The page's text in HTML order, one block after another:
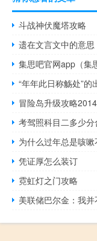
斗战神伏魔塔攻略
遗在文言文中的意思
集思吧官网app（集
“年年此日称觞处”的
冒险岛升级攻略2014
考驾照科目二多少分
为什么过年总是咳嗽
凭证厚怎么装订
霓虹灯之门攻略
美联储巴尔金：我